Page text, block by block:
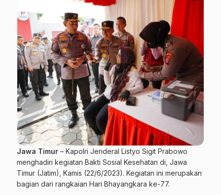
Jawa Timur – Kapolri Jenderal Listyo Sigit Prabowo
menghadiri kegiatan Bakti Sosial Kesehatan di, Jawa
Timur (Jatim), Kamis (22/6/2023). Kegiatan ini merupakan
bagian dari rangkaian Hari Bhayangkara ke-77.